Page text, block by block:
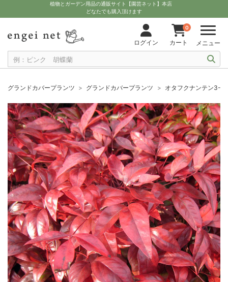
植物とガーデン用品の通販サイト【園芸ネット】本店
どなたでも購入頂けます
ログイン
0
カート メニュー
グランドカバープランツ グランドカバープランツ オタフクナンテン3-